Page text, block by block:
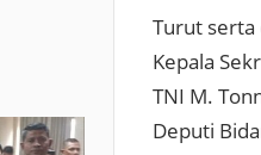
Turut serta
Kepala
TNI M.
Deputi